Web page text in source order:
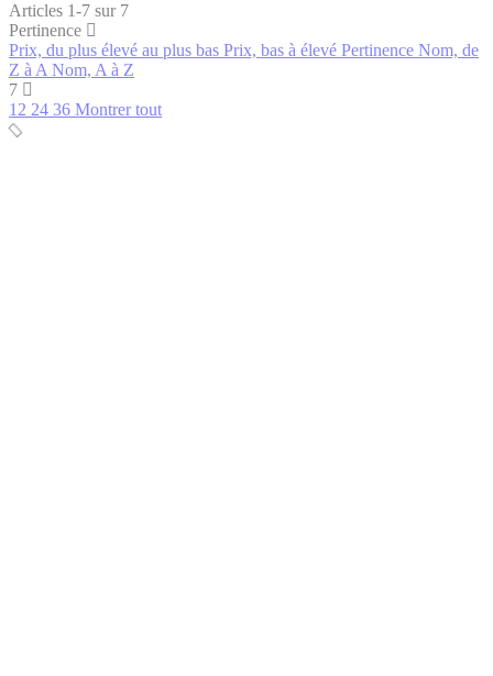
Articles 1-7 sur 7
Pertinence
Prix, du plus élevé au plus bas Prix, bas à élevé Pertinence Nom, de
Z à ANom, A à Z
7
12 24 36 Montrer tout